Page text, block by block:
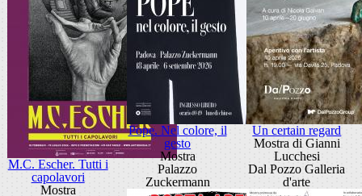
M.C. Escher. Tutti i
capolavori
Mostra
Pope. Nel colore, il
gesto
Mostra
Palazzo
Zuckermann
Un certain regard
Mostra di Gianni
Lucchesi
Dal Pozzo Galleria
d'arte